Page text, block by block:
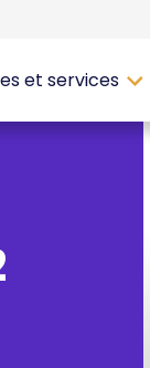
et services